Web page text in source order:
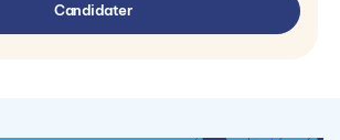
Candidater